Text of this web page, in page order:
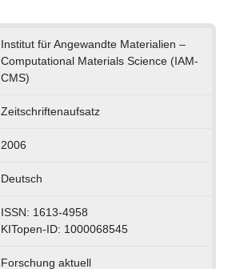
Institut für Angewandte Materialien –
Computational Materials Science (IAM-
CMS)
Zeitschriftenaufsatz
2006
Deutsch
ISSN: 1613-4958
KITopen-ID: 1000068545
Forschung aktuell